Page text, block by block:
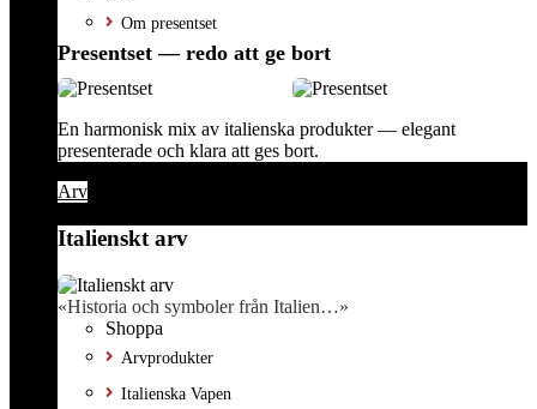
Om presentset
Presentset — redo att ge bort
En harmonisk mix av italienska produkter — elegant
presenterade och klara att ges bort.
Arv
Italienskt arv
«Historia och symboler från Italien…»
Shoppa
Arvprodukter
Italienska Vapen